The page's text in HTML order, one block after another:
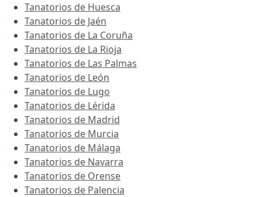
Tanatorios de Huesca
Tanatorios de Jaén
Tanatorios de La Coruña
Tanatorios de La Rioja
Tanatorios de Las Palmas
Tanatorios de León
Tanatorios de Lugo
Tanatorios de Lérida
Tanatorios de Madrid
Tanatorios de Murcia
Tanatorios de Málaga
Tanatorios de Navarra
Tanatorios de Orense
Tanatorios de Palencia